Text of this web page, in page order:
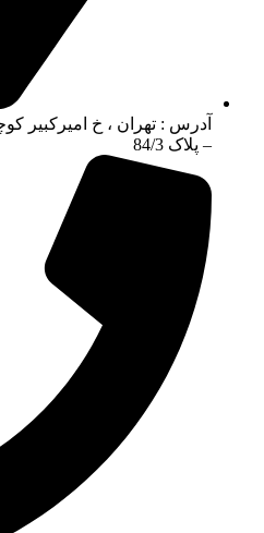
آدرس : تهران ، خ امیرکبیر
– پلاک 84/3